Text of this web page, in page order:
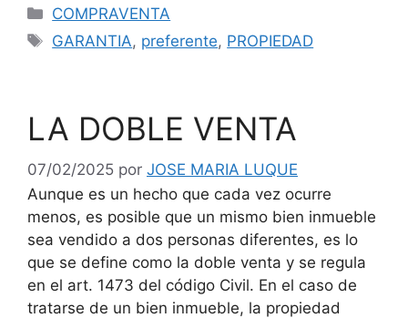
Categorías
COMPRAVENTA
Etiquetas
GARANTIA, preferente, PROPIEDAD
LA DOBLE VENTA
07/02/2025 por JOSE MARIA LUQUE
Aunque es un hecho que cada vez ocurre
menos, es posible que un mismo bien inmueble
sea vendido a dos personas diferentes, es lo
que se define como la doble venta y se regula
en el art. 1473 del código Civil. En el caso de
tratarse de un bien inmueble, la propiedad